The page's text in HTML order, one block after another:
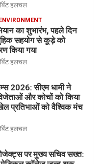
हलचल
का शुभारंभ, पहले दिन
सहयोग से कूड़े को
किया गया
हलचल
2026: सीएम धामी ने
और कोचों को किया
प्रतिभाओं को वैश्विक मंच
हलचल
पर मुख्य सचिव सख्त: